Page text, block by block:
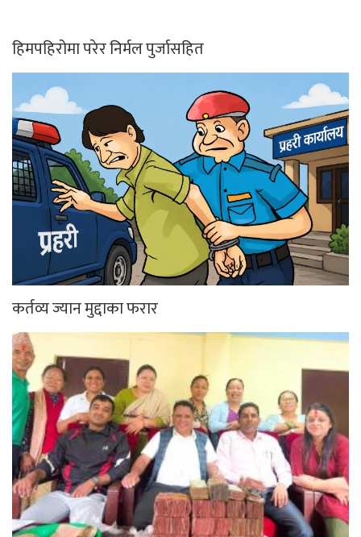
हिमपहिरोमा परेर निर्मल पुर्जासहित
कर्तव्य ज्यान मुद्दाका फरार